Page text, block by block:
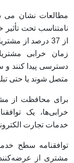
مطالعات نشان می
نامتناسب تحت
از 37 درصد از
زمان خرابی
دسترسی پیدا کنند و
متصل شوند یا حتی
برای محافظت از
خدمات تجارت
مشتری از